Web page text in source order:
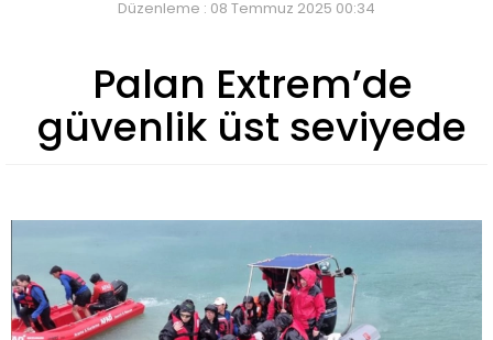
Düzenleme : 08 Temmuz 2025 00:34
Palan Extrem’de
güvenlik üst seviyede